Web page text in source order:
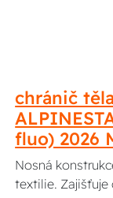
chránič
fluo) 2026
Nosná
textilie. Zajišťuje